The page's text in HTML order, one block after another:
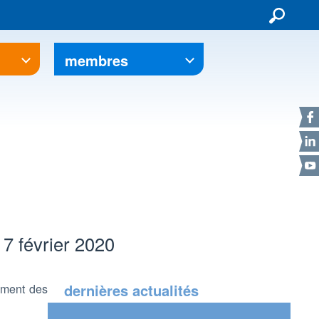
membres
février 2020
des
dernières actualités